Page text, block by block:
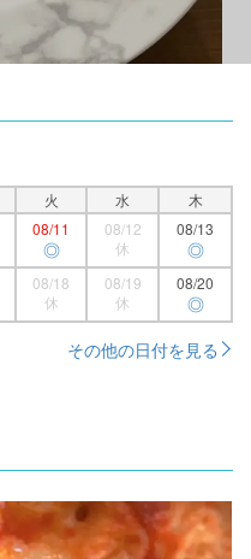
火 水
木
08/11
◎
08/12
休
08/13
◎
08/18
休
08/19
休
08/20
◎
その他の日付を見る